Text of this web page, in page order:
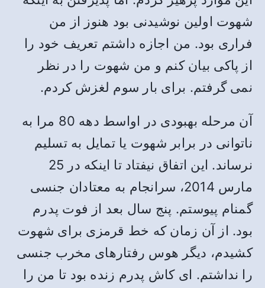
شهوت اولین نوشیدنی بود هنوز از من
فراری بود. من اجازه داشتم تعریف خود را
از پاکی بیان کنم و من شهوت را در نظر
نمی گرفتم. برای بار سوم لغزش کردم.
آن مرحله بهبودی در اواسط دهه 80 مرا به
ناتوانی در برابر شهوت یا تمایل به تسلیم
نرساند. این اتفاق نیفتاد تا اینکه در 25
مارس 2014، سرانجام به معتادان جنسی
گمنام پیوستم. پنج سال بعد از فوت پدرم
بود. از آن زمان که خط قرمزی برای شهوت
کشیدم، دیگر هوس رفتارهای مخرب جنسی
را نداشتم. ای کاش پدرم زنده بود تا من را